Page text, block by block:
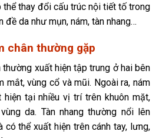
thể thay đổi cấu trúc nội tiết tố trong
đề da như mụn, nám, tàn nhang…
chân thường gặp
thường xuất hiện tập trung ở hai bên
mắt, vùng cổ và mũi. Ngoài ra, nám
tại nhiều vị trí trên khuôn mặt,
da. Tàn nhang thường nổi lên
có thể xuất hiện trên cánh tay, lưng,